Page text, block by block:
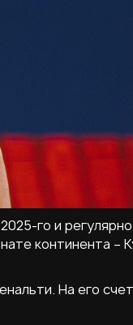
го и
континента –
На его